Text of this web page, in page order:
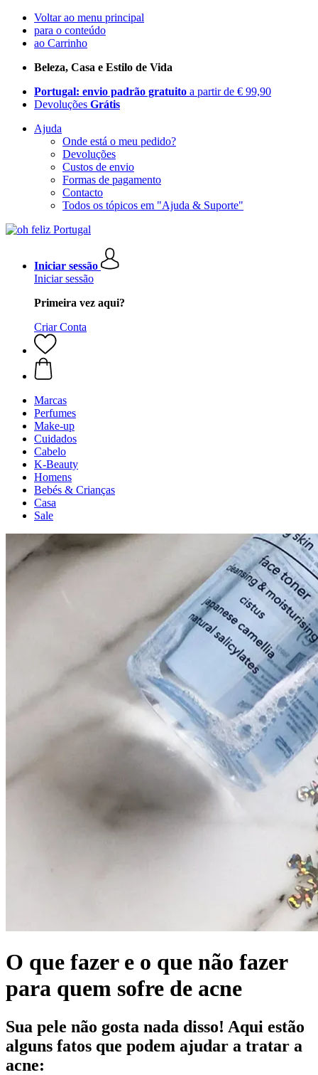
Voltar ao menu principal
para o conteúdo
ao Carrinho
Beleza, Casa e Estilo de Vida
Portugal: envio padrão gratuito a partir de € 99,90
Devoluções Grátis
Ajuda
Onde está o meu pedido?
Devoluções
Custos de envio
Formas de pagamento
Contacto
Todos os tópicos em "Ajuda & Suporte"
Iniciar sessão
Iniciar sessão
Primeira vez aqui?
Criar Conta
Marcas
Perfumes
Make-up
Cuidados
Cabelo
K-Beauty
Homens
Bebés & Crianças
Casa
Sale
O que fazer e o que não fazer
para quem sofre de acne
Sua pele não gosta nada disso! Aqui estão
alguns fatos que podem ajudar a tratar a
acne: